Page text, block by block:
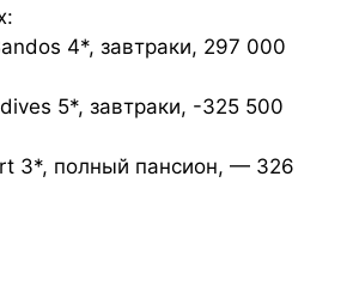
4*, завтраки, 297 000
5*, завтраки, -325 500
3*, полный пансион, — 326